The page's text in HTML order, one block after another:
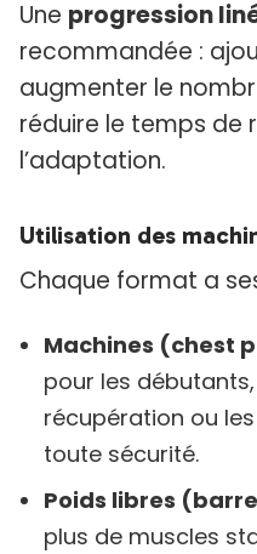
Une progression
recommandée :
augmenter le
réduire le temps de
l’adaptation.
Utilisation des
Chaque format a
Machines (chest
pour les
récupération ou
toute sécurité.
Poids libres
plus de muscles